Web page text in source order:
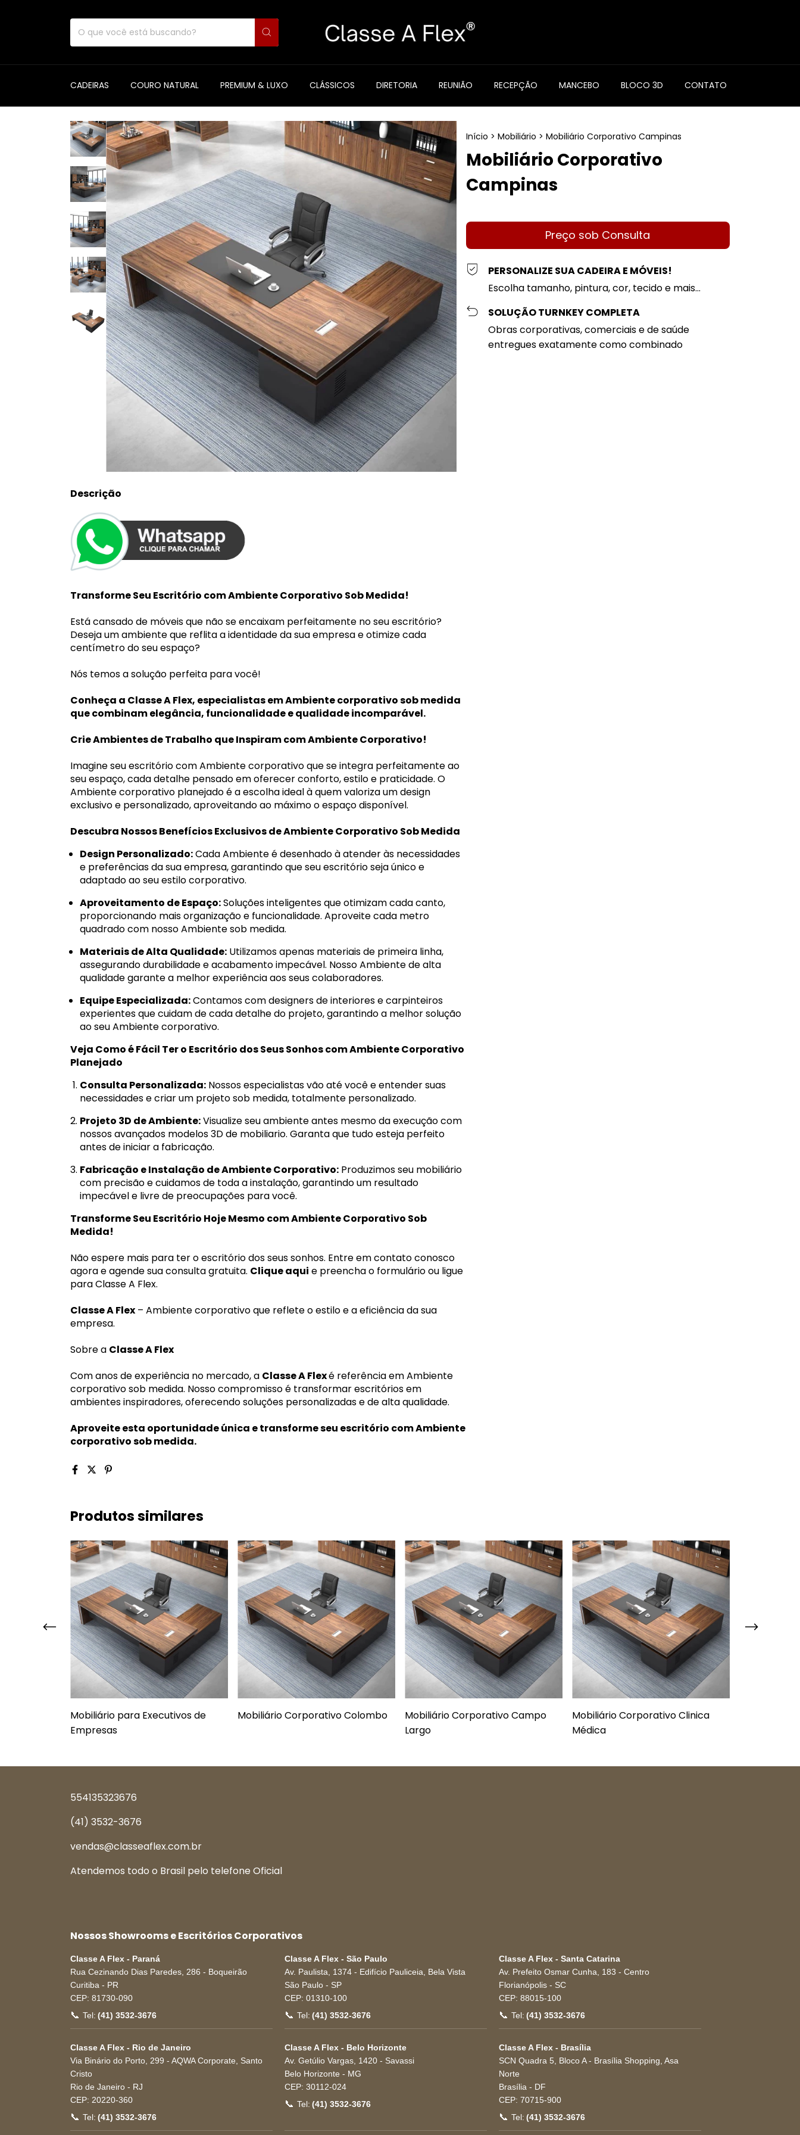
CADEIRAS COURO NATURAL PREMIUM & LUXO CLÁSSICOS DIRETORIA REUNIÃO RECEPÇÃO MANCEBO BLOCO 3D CONTATO
1/5 Início > Mobiliário > Mobiliário Corporativo Campinas
Mobiliário Corporativo
Campinas
PERSONALIZE SUA CADEIRA E MÓVEIS!
Escolha tamanho, pintura, cor, tecido e mais...
SOLUÇÃO TURNKEY COMPLETA
Obras corporativas, comerciais e de saúde
entregues exatamente como combinado
Descrição
Transforme Seu Escritório com Ambiente Corporativo Sob Medida!
Está cansado de móveis que não se encaixam perfeitamente no seu escritório?
Deseja um ambiente que reflita a identidade da sua empresa e otimize cada
centímetro do seu espaço?
Nós temos a solução perfeita para você!
Conheça a Classe A Flex, especialistas em Ambiente corporativo sob medida
que combinam elegância, funcionalidade e qualidade incomparável.
Crie Ambientes de Trabalho que Inspiram com Ambiente Corporativo!
Imagine seu escritório com Ambiente corporativo que se integra perfeitamente ao
seu espaço, cada detalhe pensado em oferecer conforto, estilo e praticidade. O
Ambiente corporativo planejado é a escolha ideal à quem valoriza um design
exclusivo e personalizado, aproveitando ao máximo o espaço disponível.
Descubra Nossos Benefícios Exclusivos de Ambiente Corporativo Sob Medida
Design Personalizado:Cada Ambiente é desenhado à atender às necessidades
e preferências da sua empresa, garantindo que seu escritório seja único e
adaptado ao seu estilo corporativo.
Aproveitamento de Espaço:Soluções inteligentes que otimizam cada canto,
proporcionando mais organização e funcionalidade. Aproveite cada metro
quadrado com nosso Ambiente sob medida.
Materiais de Alta Qualidade: Utilizamos apenas materiais de primeira linha,
assegurando durabilidade e acabamento impecável. Nosso Ambiente de alta
qualidade garante a melhor experiência aos seus colaboradores.
Equipe Especializada:Contamos com designers de interiores e carpinteiros
experientes que cuidam de cada detalhe do projeto, garantindo a melhor solução
ao seu Ambiente corporativo.
Veja Como é Fácil Ter o Escritório dos Seus Sonhos com Ambiente Corporativo
Planejado
Consulta Personalizada: Nossos especialistas vão até você e entender suas
necessidades e criar um projeto sob medida, totalmente personalizado.
Projeto 3D de Ambiente:Visualize seu ambiente antes mesmo da execução com
nossos avançados modelos 3D de mobiliario. Garanta que tudo esteja perfeito
antes de iniciar a fabricação.
Fabricação e Instalação de Ambiente Corporativo: Produzimos seu mobiliário
com precisão e cuidamos de toda a instalação, garantindo um resultado
impecável e livre de preocupações para você.
Transforme Seu Escritório Hoje Mesmo com Ambiente Corporativo Sob
Medida!
Não espere mais para ter o escritório dos seus sonhos. Entre em contato conosco
agora e agende sua consulta gratuita. Clique aqui e preencha o formulário ou ligue
para Classe A Flex.
Classe A Flex – Ambiente corporativo que reflete o estilo e a eficiência da sua
empresa.
Sobre a Classe A Flex
Com anos de experiência no mercado, a Classe A Flexé referência em Ambiente
corporativo sob medida. Nosso compromisso é transformar escritórios em
ambientes inspiradores, oferecendo soluções personalizadas e de alta qualidade.
Aproveite esta oportunidade única e transforme seu escritório com Ambiente
corporativo sob medida.
Produtos similares
Mobiliário para Executivos de
Empresas
Mobiliário Corporativo Colombo
Mobiliário Corporativo Campo
Largo
Mobiliário Corporativo Clinica
Médica
554135323676
(41) 3532-3676
vendas@classeaflex.com.br
Atendemos todo o Brasil pelo telefone Oficial
Nossos Showrooms e Escritórios Corporativos
Classe A Flex - Paraná
Rua Cezinando Dias Paredes, 286 - Boqueirão
Curitiba - PR
CEP: 81730-090
📞 Tel: (41) 3532-3676
Classe A Flex - São Paulo
Av. Paulista, 1374 - Edifício Pauliceia, Bela Vista
São Paulo - SP
CEP: 01310-100
📞 Tel: (41) 3532-3676
Classe A Flex - Santa Catarina
Av. Prefeito Osmar Cunha, 183 - Centro
Florianópolis - SC
CEP: 88015-100
📞 Tel: (41) 3532-3676
Classe A Flex - Rio de Janeiro
Via Binário do Porto, 299 - AQWA Corporate, Santo
Cristo
Rio de Janeiro - RJ
CEP: 20220-360
📞 Tel: (41) 3532-3676
Classe A Flex - Belo Horizonte
Av. Getúlio Vargas, 1420 - Savassi
Belo Horizonte - MG
CEP: 30112-024
📞 Tel: (41) 3532-3676
Classe A Flex - Brasília
SCN Quadra 5, Bloco A - Brasília Shopping, Asa
Norte
Brasília - DF
CEP: 70715-900
📞 Tel: (41) 3532-3676